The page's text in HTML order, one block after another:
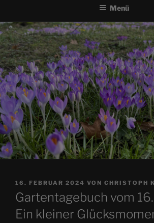
Menü
VERÖFFENTLICHT
AM
16. FEBRUAR 2024 VON CHRISTOPH
Gartentagebuch vom
Ein kleiner